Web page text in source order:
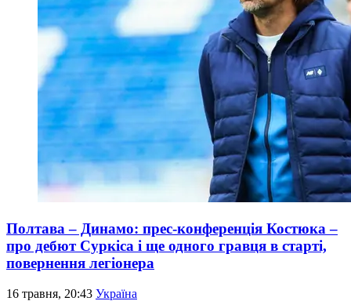
Полтава – Динамо: прес-конференція Костюка –
про дебют Суркіса і ще одного гравця в старті,
повернення легіонера
16 травня, 20:43 Україна